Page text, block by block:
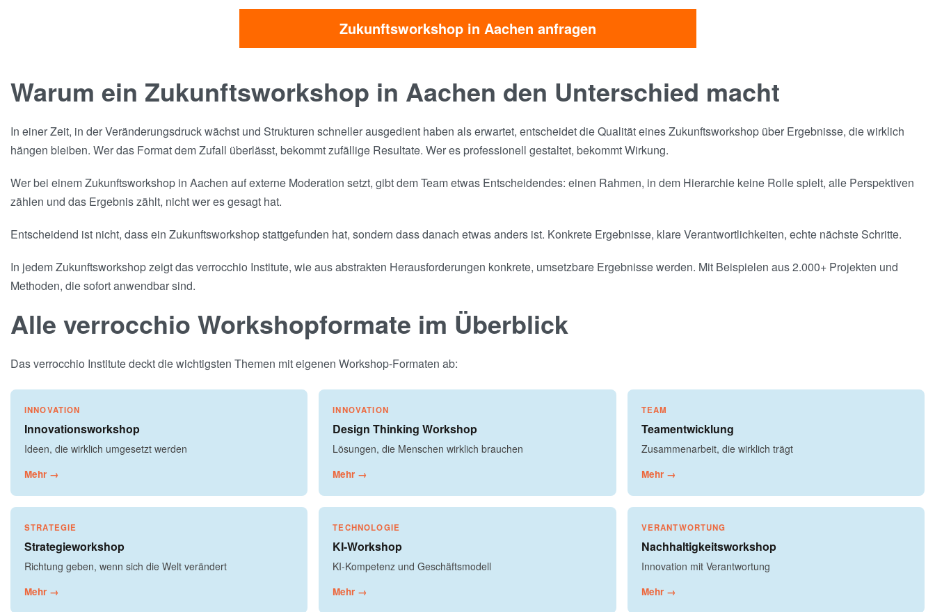
Zukunftsworkshop in Aachen anfragen
Warum ein Zukunftsworkshop in Aachen den Unterschied macht
In einer Zeit, in der Veränderungsdruck wächst und Strukturen schneller ausgedient haben als erwartet, entscheidet die Qualität eines Zukunftsworkshop über Ergebnisse, die wirklich
hängen bleiben. Wer das Format dem Zufall überlässt, bekommt zufällige Resultate. Wer es professionell gestaltet, bekommt Wirkung.
Wer bei einem Zukunftsworkshop in Aachen auf externe Moderation setzt, gibt dem Team etwas Entscheidendes: einen Rahmen, in dem Hierarchie keine Rolle spielt, alle Perspektiven
zählen und das Ergebnis zählt, nicht wer es gesagt hat.
Entscheidend ist nicht, dass ein Zukunftsworkshop stattgefunden hat, sondern dass danach etwas anders ist. Konkrete Ergebnisse, klare Verantwortlichkeiten, echte nächste Schritte.
In jedem Zukunftsworkshop zeigt das verrocchio Institute, wie aus abstrakten Herausforderungen konkrete, umsetzbare Ergebnisse werden. Mit Beispielen aus 2.000+ Projekten und
Methoden, die sofort anwendbar sind.
Alle verrocchio Workshopformate im Überblick
Das verrocchio Institute deckt die wichtigsten Themen mit eigenen Workshop-Formaten ab:
INNOVATION
Innovationsworkshop
Ideen, die wirklich umgesetzt werden
Mehr →
INNOVATION
Design Thinking Workshop
Lösungen, die Menschen wirklich brauchen
Mehr →
TEAM
Teamentwicklung
Zusammenarbeit, die wirklich trägt
Mehr →
STRATEGIE
Strategieworkshop
Richtung geben, wenn sich die Welt verändert
Mehr →
TECHNOLOGIE
KI-Workshop
KI-Kompetenz und Geschäftsmodell
Mehr →
VERANTWORTUNG
Nachhaltigkeitsworkshop
Innovation mit Verantwortung
Mehr →